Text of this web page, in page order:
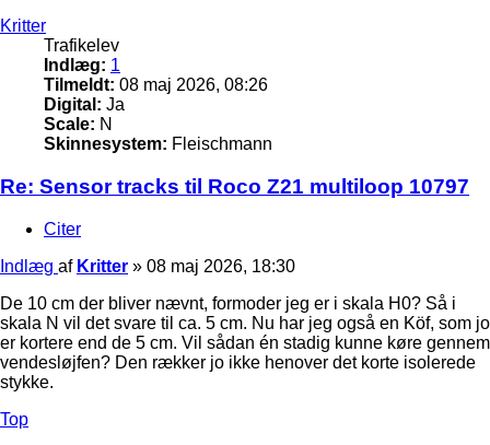
Kritter
Trafikelev
Indlæg: 1
Tilmeldt: 08 maj 2026, 08:26
Digital: Ja
Scale: N
Skinnesystem: Fleischmann
Re: Sensor tracks til Roco Z21 multiloop 10797
Citer
Indlæg af Kritter » 08 maj 2026, 18:30
De 10 cm der bliver nævnt, formoder jeg er i skala H0? Så i
skala N vil det svare til ca. 5 cm. Nu har jeg også en Köf, som jo
er kortere end de 5 cm. Vil sådan én stadig kunne køre gennem
vendesløjfen? Den rækker jo ikke henover det korte isolerede
stykke.
Top